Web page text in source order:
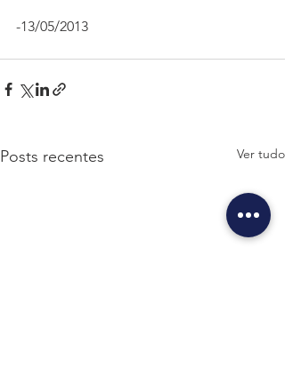
-13/05/2013
Posts recentes Ver tudo